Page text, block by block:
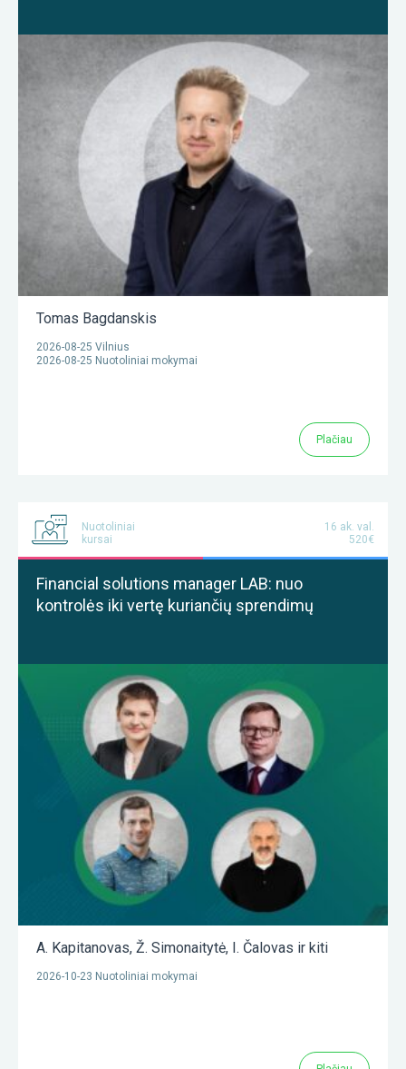
Tomas Bagdanskis
2026-08-25 Vilnius
2026-08-25 Nuotoliniai mokymai
Plačiau
Nuotoliniai
kursai
16 ak. val.
520€
Financial solutions manager LAB: nuo
kontrolės iki vertę kuriančių sprendimų
A. Kapitanovas, Ž. Simonaitytė, I. Čalovas ir kiti
2026-10-23 Nuotoliniai mokymai